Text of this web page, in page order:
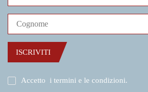
ISCRIVITI
Accetto i termini e le condizioni.